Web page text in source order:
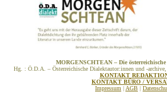
MORGENSCHTEAN – Die
Hg. : Ö.D.A. – Österreichische Dialektautor:innen und -
KONTAKT
KONTAKT BÜRO /
Impressum | AGB |